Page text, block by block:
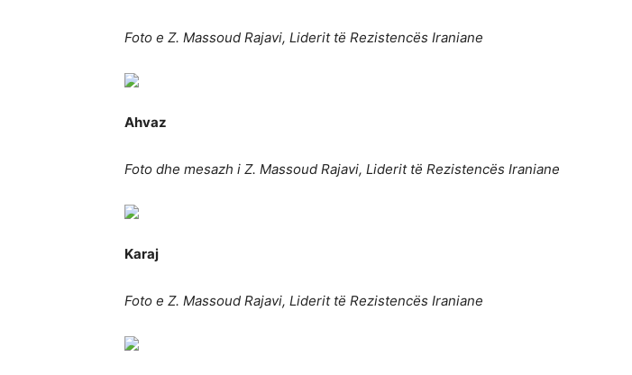
Foto e Z. Massoud Rajavi, Liderit të Rezistencës Iraniane
Ahvaz
Foto dhe mesazh i Z. Massoud Rajavi, Liderit të Rezistencës Iraniane
Karaj
Foto e Z. Massoud Rajavi, Liderit të Rezistencës Iraniane